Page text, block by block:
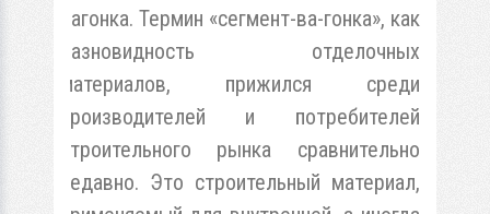
вагонка. Термин «сегмент-ва-гонка», как
разновидность отделочных
материалов, прижился среди
производителей и потребителей
строительного рынка сравнительно
недавно. Это строительный материал,